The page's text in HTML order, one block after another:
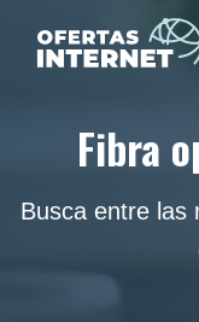
Fibra
Busca entre las